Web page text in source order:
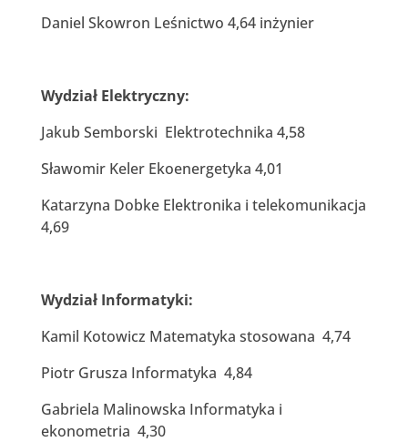
Daniel Skowron Leśnictwo 4,64 inżynier
Wydział Elektryczny:
Jakub Semborski Elektrotechnika 4,58
Sławomir Keler Ekoenergetyka 4,01
Katarzyna Dobke Elektronika i telekomunikacja
4,69
Wydział Informatyki:
Kamil Kotowicz Matematyka stosowana 4,74
Piotr Grusza Informatyka 4,84
Gabriela Malinowska Informatyka i
ekonometria 4,30